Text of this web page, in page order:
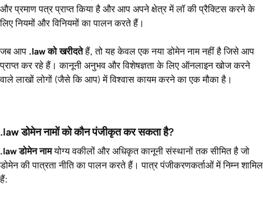
और प्रमाण पत्र प्राप्त किया है और आप अपने क्षेत्र में लॉ की प्रैक्टिस करने के
लिए नियमों और विनियमों का पालन करते हैं।
जब आप .lawको खरीदतेहैं, तो यह केवल एक नया डोमेन नाम नहीं है जिसे आप
प्राप्त कर रहे हैं। कानूनी अनुभव और विशेषज्ञता के लिए ऑनलाइन खोज करने
वाले लाखों लोगों (जैसे कि आप) में विश्वास कायम करने का एक मौका है।
.law डोमेन नामों को कौन पंजीकृत कर सकता है?
.lawडोमेन नामयोग्य वकीलों और अधिकृत कानूनी संस्थानों तक सीमित है जो
डोमेन की पात्रता नीति का पालन करते हैं। पात्र पंजीकरणकर्ताओं में निम्न शामिल
हैं: